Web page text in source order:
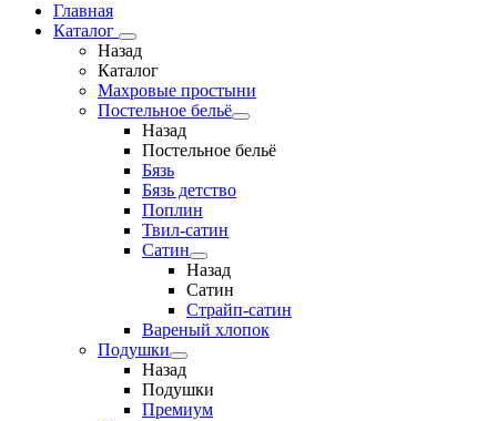
Главная
Каталог
Назад
Каталог
Махровые простыни
Постельное бельё
Назад
Постельное бельё
Бязь
Бязь детство
Поплин
Твил-сатин
Сатин
Назад
Сатин
Страйп-сатин
Вареный хлопок
Подушки
Назад
Подушки
Премиум